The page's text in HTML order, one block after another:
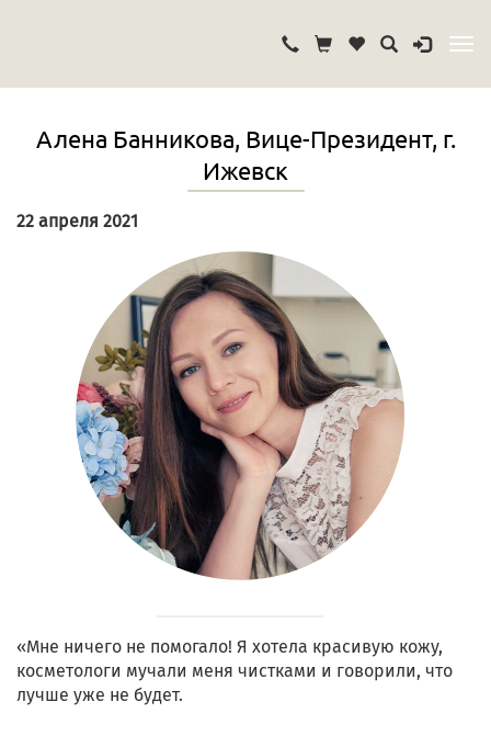
Алена Банникова, Вице-Президент, г.
Ижевск
22 апреля 2021
«Мне ничего не помогало! Я хотела красивую кожу,
косметологи мучали меня чистками и говорили, что
лучше уже не будет.